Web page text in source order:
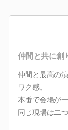
仲間と共に創
仲間と最高の
ワク感。
本番で会場が
同じ現場は二